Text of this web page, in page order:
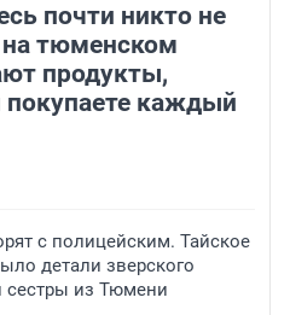
почти никто не
на тюменском
продукты,
каждый
с полицейским. Тайское
детали зверского
сестры из Тюмени